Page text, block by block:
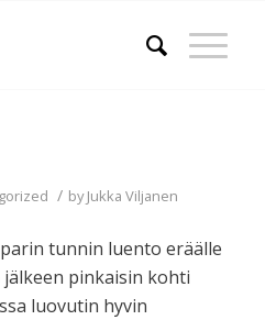
/ byJukka Viljanen
tunnin luento eräälle
pinkaisin kohti
luovutin hyvin